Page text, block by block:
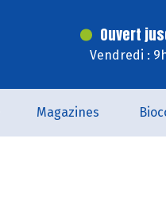
Ouvert
Vendredi :
Magazines